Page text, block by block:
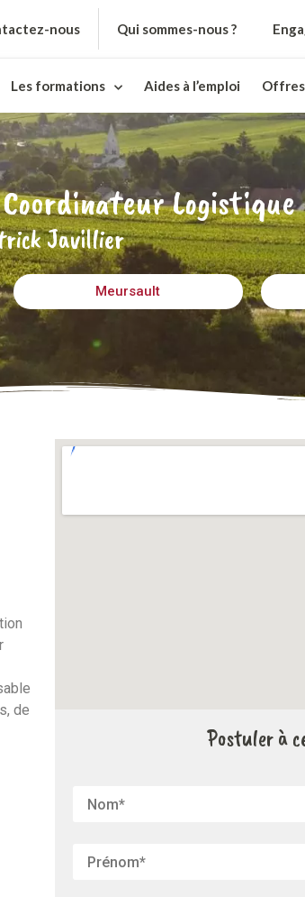
nous Qui sommes-nous ?
Les formations Aides à l’emploi Offres
Javillier
Meursault
de
Postuler à